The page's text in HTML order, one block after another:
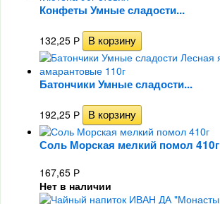
Конфеты Умные сладости...
132,25 Р
Батончики Умные сладости...
192,25 Р
Соль Морская мелкий помол 410г
167,65 Р
Нет в наличии